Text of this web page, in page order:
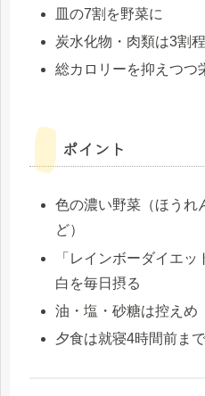
皿の7割を野菜に
炭水化物・肉類は3割
総カロリーを抑えつつ
ポイント
色の濃い野菜（ほうれ
ど）
「レインボーダイエッ
白を毎日摂る
油・塩・砂糖は控えめ
夕食は就寝4時間前ま